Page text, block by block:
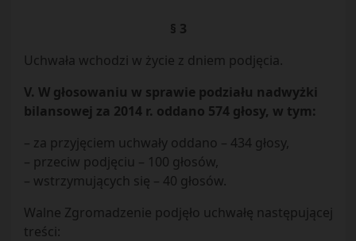
§ 3
Uchwała wchodzi w życie z dniem podjęcia.
V. W głosowaniu w sprawie podziału nadwyżki
bilansowej za 2014 r. oddano 574 głosy, w tym:
– za przyjęciem uchwały oddano – 434 głosy,
– przeciw podjęciu – 100 głosów,
– wstrzymujących się – 40 głosów.
Walne Zgromadzenie podjęło uchwałę następującej
treści: